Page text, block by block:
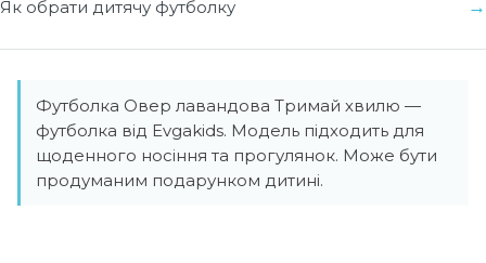
Як обрати дитячу футболку
Футболка Овер лавандова Тримай хвилю —
футболка від Evgakids. Модель підходить для
щоденного носіння та прогулянок. Може бути
продуманим подарунком дитині.